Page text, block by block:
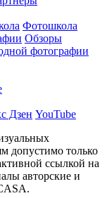
Фотошкола
Обзоры
фотографии
Дзен YouTube
допустимо только
ссылкой на
авторские и